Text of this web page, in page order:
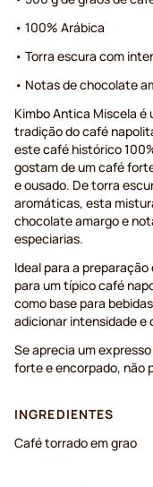
• 100% Arábica
• Torra escura com
• Notas de chocolate
Kimbo Antica Miscela é
tradição do café
este café histórico
gostam de um café
e ousado. De torra
aromáticas, esta
chocolate amargo e
especiarias.
Ideal para a
para um típico café
como base para
adicionar intensidade e
Se aprecia um
forte e encorpado, não
INGREDIENTES
Café torrado em grao